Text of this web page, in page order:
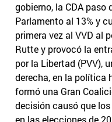
gobierno, la CDA paso
Parlamento al 13% y
primera vez al VVD al
Rutte y provocó la
por la Libertad (PVV),
derecha, en la política
formó una Gran
decisión causó que
en las elecciones de